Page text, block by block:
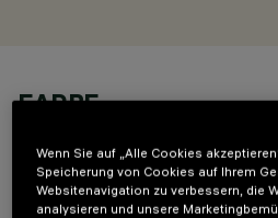
FARBE
Wenn Sie auf „Alle Cookies
Speicherung von Cookies auf Ihrem
Websitenavigation zu verbessern, die
analysieren und unsere